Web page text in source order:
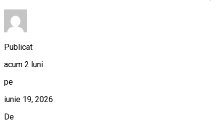
Publicat
acum 2 luni
pe
iunie 19, 2026
De